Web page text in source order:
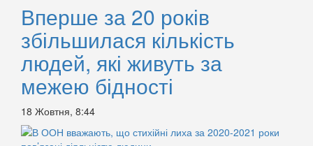
Вперше за 20 років
збільшилася кількість
людей, які живуть за
межею бідності
18 Жовтня, 8:44